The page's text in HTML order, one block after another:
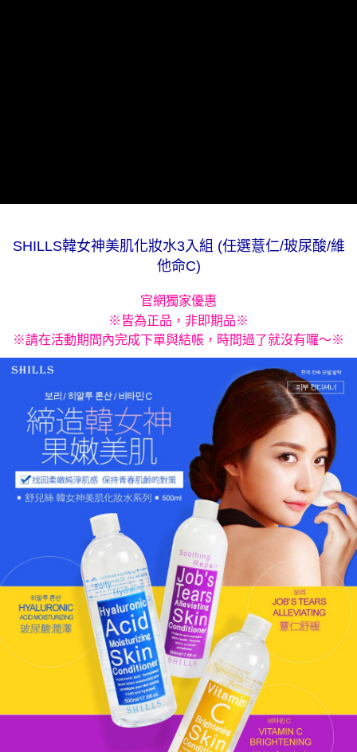
SHILLS韓女神美肌化妝水3入組 (任選薏仁/玻尿酸/維
他命C)
官網獨家優惠
※皆為正品，非即期品※
※請在活動期間內完成下單與結帳，時間過了就沒有囉～※